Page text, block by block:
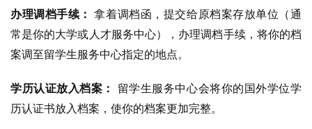
办理调档手续：
拿着调档函，提交给原档案存放单位（通
常是你的大学或人才服务中心），办理调档手续，将你的档
案调至留学生服务中心指定的地点。
学历认证放入档案：
留学生服务中心会将你的国外学位学
历认证书放入档案，使你的档案更加完整。